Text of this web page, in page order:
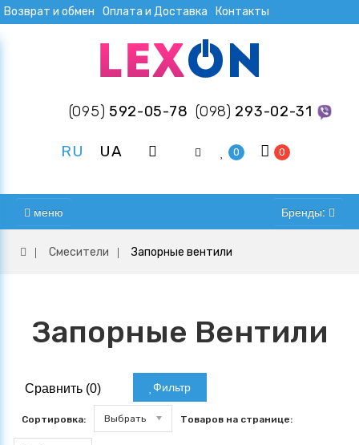
Возврат и обмен Оплата и Доставка Контакты
(095) 592-05-78 (098) 293-02-31
RU UA 0 0
меню Бренды:
Смесители Запорные вентили
Запорные Вентили
Сравнить (0) Фильтр
Сортировка: Выбрать Товаров на странице: